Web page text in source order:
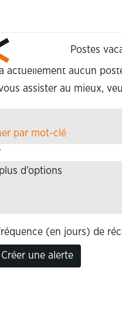
Postes
de la recherche
actuellement aucun
assister au mieux,
par mot-clé
d’options
(en jours) de
une alerte